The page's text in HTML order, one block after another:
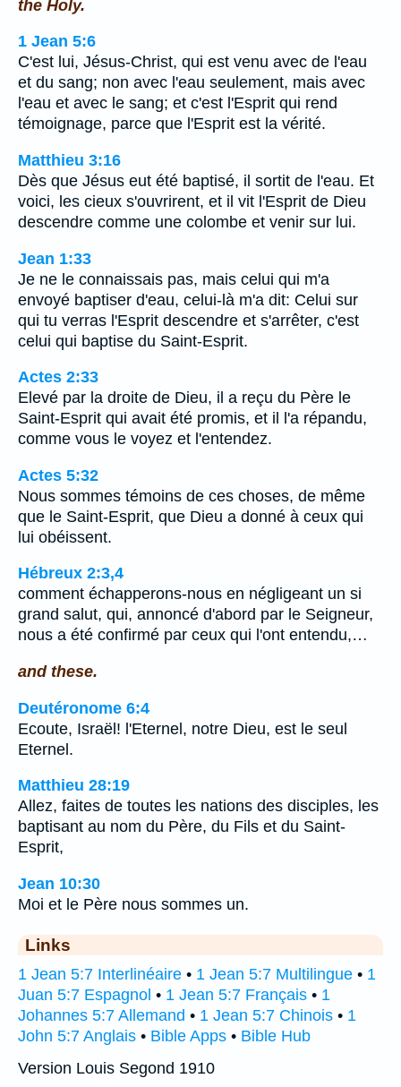
the Holy.
1 Jean 5:6
C'est lui, Jésus-Christ, qui est venu avec de l'eau
et du sang; non avec l'eau seulement, mais avec
l'eau et avec le sang; et c'est l'Esprit qui rend
témoignage, parce que l'Esprit est la vérité.
Matthieu 3:16
Dès que Jésus eut été baptisé, il sortit de l'eau. Et
voici, les cieux s'ouvrirent, et il vit l'Esprit de Dieu
descendre comme une colombe et venir sur lui.
Jean 1:33
Je ne le connaissais pas, mais celui qui m'a
envoyé baptiser d'eau, celui-là m'a dit: Celui sur
qui tu verras l'Esprit descendre et s'arrêter, c'est
celui qui baptise du Saint-Esprit.
Actes 2:33
Elevé par la droite de Dieu, il a reçu du Père le
Saint-Esprit qui avait été promis, et il l'a répandu,
comme vous le voyez et l'entendez.
Actes 5:32
Nous sommes témoins de ces choses, de même
que le Saint-Esprit, que Dieu a donné à ceux qui
lui obéissent.
Hébreux 2:3,4
comment échapperons-nous en négligeant un si
grand salut, qui, annoncé d'abord par le Seigneur,
nous a été confirmé par ceux qui l'ont entendu,…
and these.
Deutéronome 6:4
Ecoute, Israël! l'Eternel, notre Dieu, est le seul
Eternel.
Matthieu 28:19
Allez, faites de toutes les nations des disciples, les
baptisant au nom du Père, du Fils et du Saint-
Esprit,
Jean 10:30
Moi et le Père nous sommes un.
Links
1 Jean 5:7 Interlinéaire • 1 Jean 5:7 Multilingue • 1
Juan 5:7 Espagnol • 1 Jean 5:7 Français • 1
Johannes 5:7 Allemand • 1 Jean 5:7 Chinois • 1
John 5:7 Anglais • Bible Apps • Bible Hub
Version Louis Segond 1910